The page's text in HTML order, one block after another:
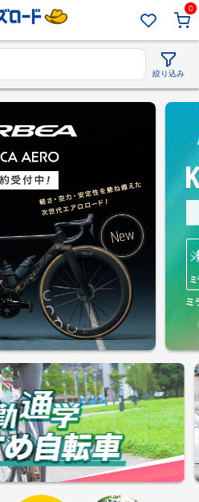
0
絞り込み